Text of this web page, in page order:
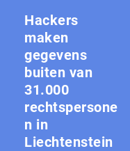
Hackers
maken
gegevens
buiten van
31.000
rechtspersone
n in
Liechtenstein